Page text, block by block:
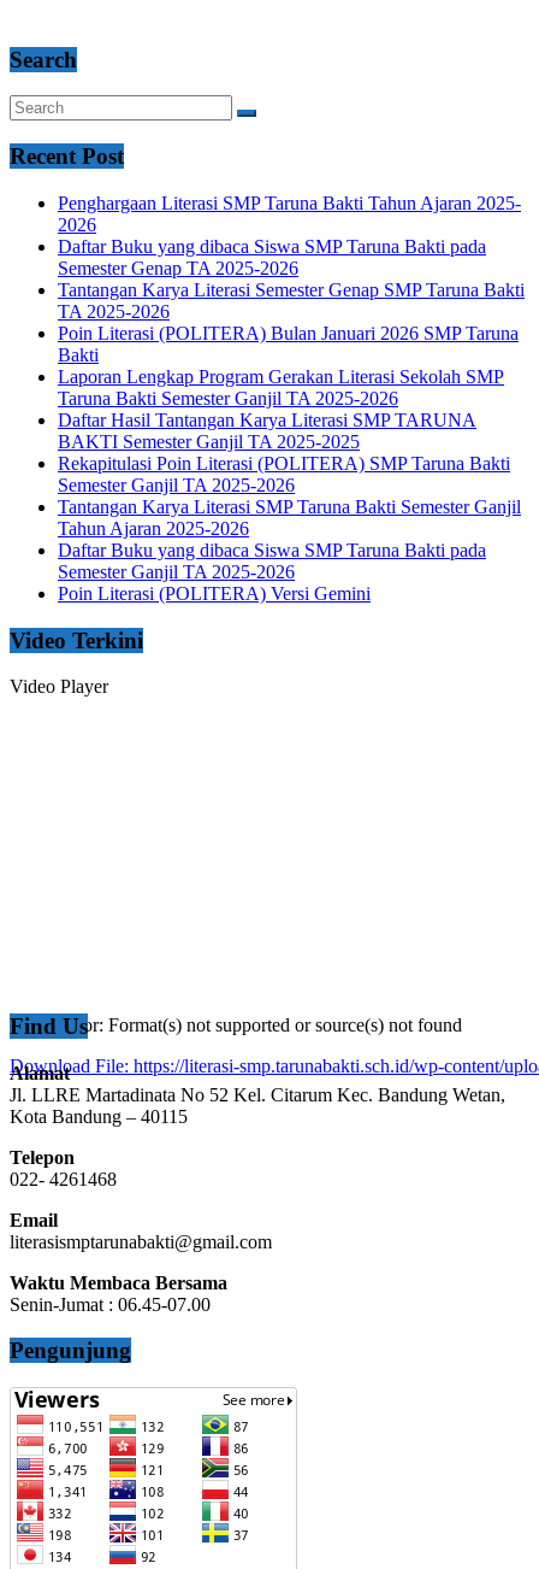
Search
Recent Post
Penghargaan Literasi SMP Taruna Bakti Tahun Ajaran 2025-
2026
Daftar Buku yang dibaca Siswa SMP Taruna Bakti pada
Semester Genap TA 2025-2026
Tantangan Karya Literasi Semester Genap SMP Taruna Bakti
TA 2025-2026
Poin Literasi (POLITERA) Bulan Januari 2026 SMP Taruna
Bakti
Laporan Lengkap Program Gerakan Literasi Sekolah SMP
Taruna Bakti Semester Ganjil TA 2025-2026
Daftar Hasil Tantangan Karya Literasi SMP TARUNA
BAKTI Semester Ganjil TA 2025-2025
Rekapitulasi Poin Literasi (POLITERA) SMP Taruna Bakti
Semester Ganjil TA 2025-2026
Tantangan Karya Literasi SMP Taruna Bakti Semester Ganjil
Tahun Ajaran 2025-2026
Daftar Buku yang dibaca Siswa SMP Taruna Bakti pada
Semester Ganjil TA 2025-2026
Poin Literasi (POLITERA) Versi Gemini
Video Terkini
Video Player
Media error: Format(s) not supported or source(s) not found
Download File: https://literasi-smp.tarunabakti.sch.id/wp-content/
Find Us
Alamat
Jl. LLRE Martadinata No 52 Kel. Citarum Kec. Bandung Wetan,
Kota Bandung – 40115
Telepon
022- 4261468
Email
literasismptarunabakti@gmail.com
Waktu Membaca Bersama
Senin-Jumat : 06.45-07.00
Pengunjung